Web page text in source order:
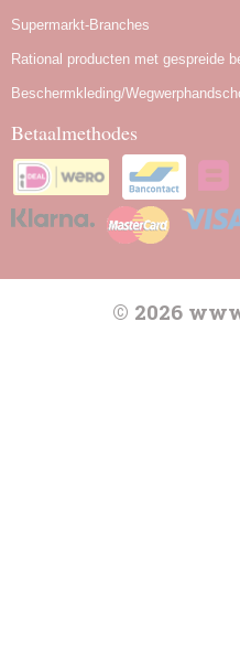
Supermarkt-Branches
Rational producten met gespreide
Beschermkleding/
Betaalmethodes
© 2026